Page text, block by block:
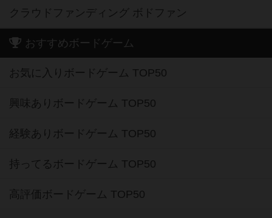
クラウドファンディング ボドファン
おすすめボードゲーム
お気に入りボードゲーム TOP50
興味ありボードゲーム TOP50
経験ありボードゲーム TOP50
持ってるボードゲーム TOP50
高評価ボードゲーム TOP50